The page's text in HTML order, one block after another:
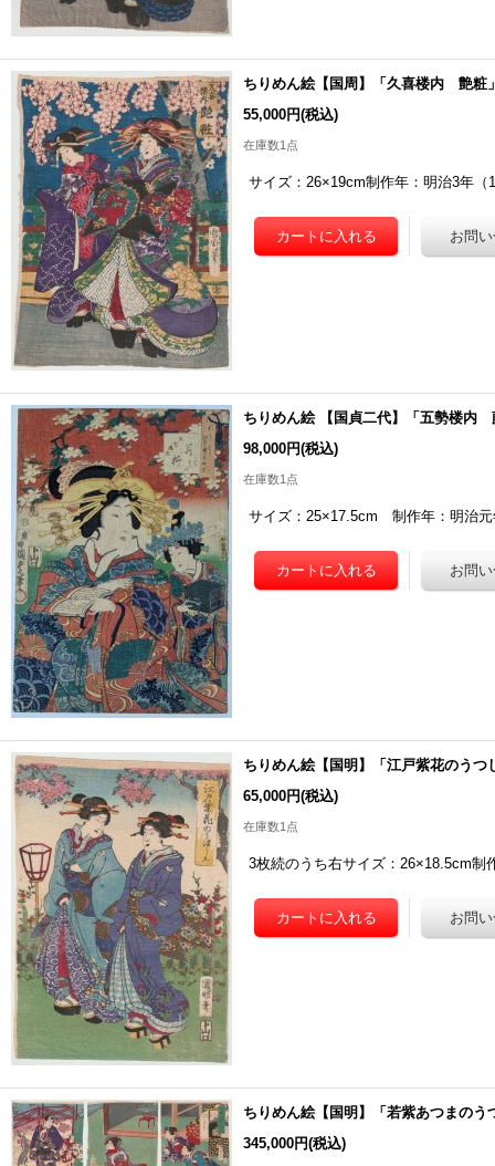
ちりめん絵【国周】「久喜楼内 艶粧
55,000円(税込)
在庫数1点
サイズ：26×19cm制作年：明治3
ちりめん絵 【国貞二代】「五勢楼内
98,000円(税込)
在庫数1点
サイズ：25×17.5cm 制作年：明治
ちりめん絵【国明】「江戸紫花のうつ
65,000円(税込)
在庫数1点
3枚続のうち右サイズ：26×18.5cm
ちりめん絵【国明】「若紫あつまのう
345,000円(税込)